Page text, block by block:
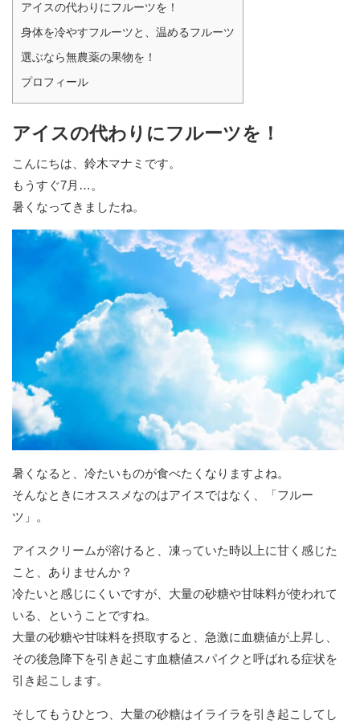
アイスの代わりにフルーツを！
身体を冷やすフルーツと、温めるフルーツ
選ぶなら無農薬の果物を！
プロフィール
アイスの代わりにフルーツを！
こんにちは、鈴木マナミです。
もうすぐ7月…。
暑くなってきましたね。
暑くなると、冷たいものが食べたくなりますよね。
そんなときにオススメなのはアイスではなく、「フルー
ツ」。
アイスクリームが溶けると、凍っていた時以上に甘く感じた
こと、ありませんか？
冷たいと感じにくいですが、大量の砂糖や甘味料が使われて
いる、ということですね。
大量の砂糖や甘味料を摂取すると、急激に血糖値が上昇し、
その後急降下を引き起こす血糖値スパイクと呼ばれる症状を
引き起こします。
そしてもうひとつ、大量の砂糖はイライラを引き起こしてし